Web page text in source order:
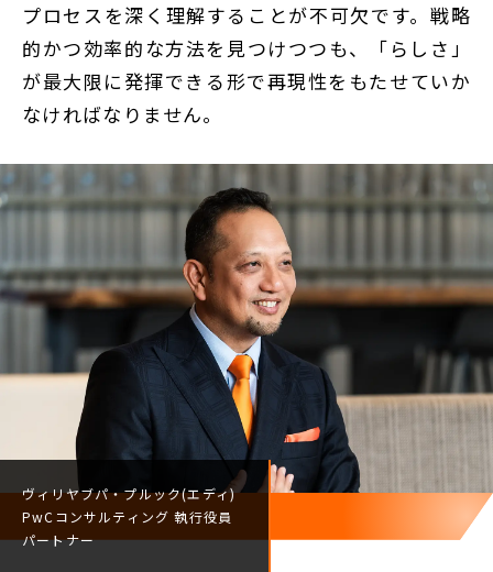
プロセスを深く理解することが不可欠です。戦略
的かつ効率的な方法を見つけつつも、「らしさ」
が最大限に発揮できる形で再現性をもたせていか
なければなりません。
ヴィリヤブパ・プルック(エディ)
PwCコンサルティング執行役員
パートナー